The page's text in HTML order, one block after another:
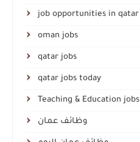
job opportunities in qatar
oman jobs
qatar jobs
qatar jobs today
Teaching & Education jobs
وظائف عمان